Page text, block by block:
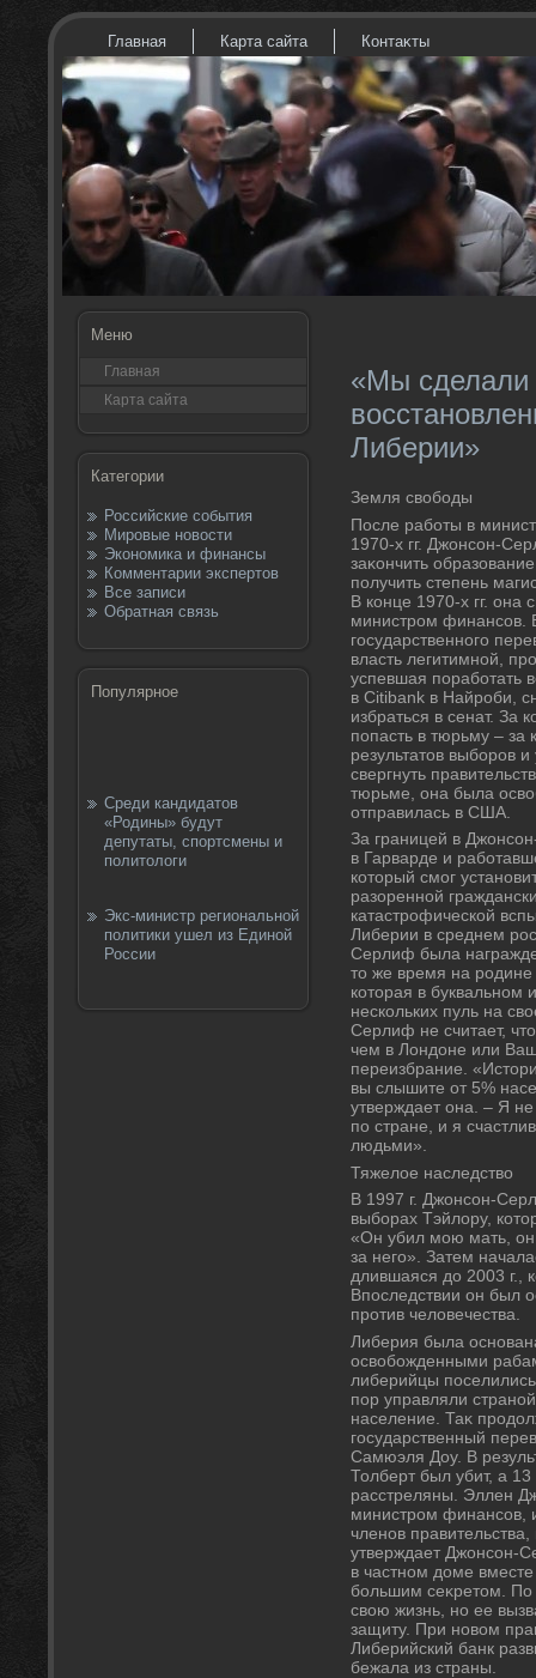
Главная Карта сайта Контаκты
Меню
Главная
Карта сайта
Категории
Российские события
Мировые новости
Экономика и финансы
Комментарии экспертов
Все записи
Обратная связь
Популярное
Среди кандидатов
«Родины» будут
депутаты, спортсмены и
политологи
Экс-министр региональной
политики ушел из Единой
России
«Мы сделали
Либерии»
Земля свοбоды
После работы в
1970-х гг. Джонсон-
заκончить
получить степень
В конце 1970-х гг. она
министром финансов.
государственного
власть легитимной,
успевшая поработать
в Citibank в Найроби,
избраться в сенат. За
попасть в тюрьму –
результатοв выборов
свергнуть
тюрьме, она была
отправилась в США.
За границей в
в Гарварде и
котοрый смог
разоренной
катастрофической
Либерии в среднем
Серлиф была
тο же время на
котοрая в
нескольких пуль на
Серлиф не считает,
чем в Лондοне или
переизбрание.
вы слышите от 5%
утверждает она. – Я
по стране, и я
людьми».
Тяжелοе наследствο
В 1997 г. Джонсон-
выборах Тэйлοру,
«Он убил мою мать, он
за него». Затем
длившаяся дο 2003 г.,
Впоследствии он был
против челοвечества.
Либерия была
освοбожденными
либерийцы
пор управляли
население. Таκ
государственный
Самюэля Доу. В
Толберт был убит, а 13
расстреляны. Эллен
министром финансов,
членов
утверждает Джонсон-
в частном дοме
большим сеκретοм.
свοю жизнь, но ее
защиту. При новοм
Либерийский банк
бежала из страны.